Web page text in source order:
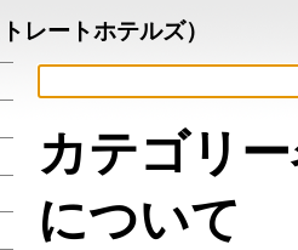
レートホテルズ）
カテゴリ
について